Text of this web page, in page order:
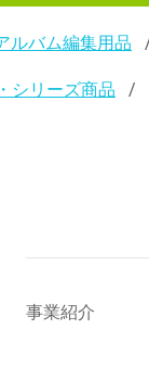
ルバム編集用品
シリーズ商品
事業紹介